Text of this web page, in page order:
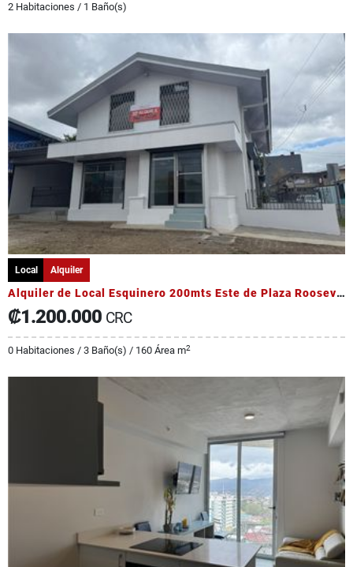
2 Habitaciones / 1 Baño(s)
Local Alquiler
Alquiler de Local Esquinero 200mts Este de Plaza Roosevelt
₡1.200.000 CRC
0 Habitaciones / 3 Baño(s) / 160 Área m2